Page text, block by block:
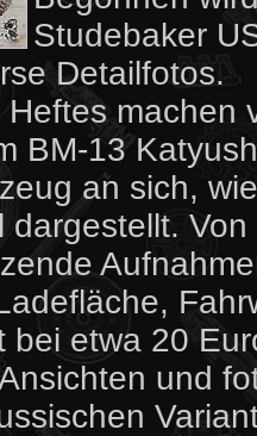
Studebaker
Detailfotos.
machen
BM-13
an sich,
dargestellt.
bei etwa 20
und